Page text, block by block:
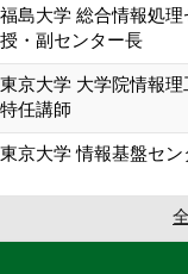
福島大学 総合情報処
授・副センター長
東京大学 大学院情報
特任講師
東京大学 情報基盤セ